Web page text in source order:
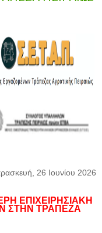
26 Ιουνίου 2026
ΕΠΙΧΕΙΡΗΣΙΑΚΗ
ΣΤΗΝ ΤΡΑΠΕΖΑ